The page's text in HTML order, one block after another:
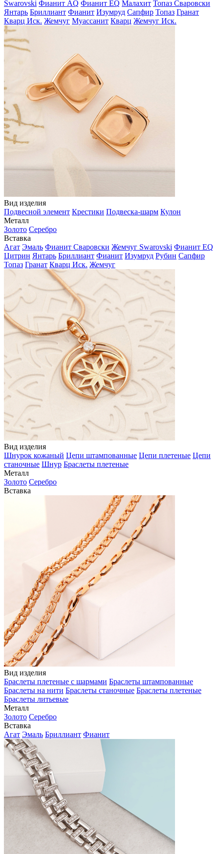
Swarovski Фианит AQ Фианит EQ Малахит Топаз Сваровски
Янтарь Бриллиант Фианит Изумруд Сапфир Топаз Гранат
Кварц Иск. Жемчуг Муассанит Кварц Жемчуг Иск.
Вид изделия
Подвесной элемент Крестики Подвеска-шарм Кулон
Металл
Золото Серебро
Вставка
Агат Эмаль Фианит Сваровски Жемчуг Swarovski Фианит EQ
Цитрин Янтарь Бриллиант Фианит Изумруд Рубин Сапфир
Топаз Гранат Кварц Иск. Жемчуг
Вид изделия
Шнурок кожаный Цепи штампованные Цепи плетеные Цепи
станочные Шнур Браслеты плетеные
Металл
Золото Серебро
Вставка
Вид изделия
Браслеты плетеные с шармами Браслеты штампованные
Браслеты на нити Браслеты станочные Браслеты плетеные
Браслеты литьевые
Металл
Золото Серебро
Вставка
Агат Эмаль Бриллиант Фианит